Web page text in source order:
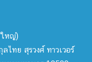
ใหญ่)
ไทย สุรวงศ์ ทาวเวอร์